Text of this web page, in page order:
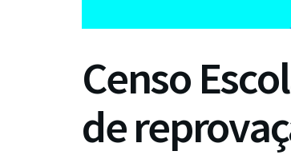
Censo
de